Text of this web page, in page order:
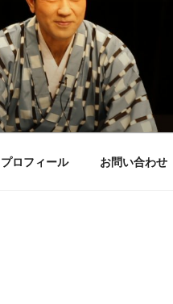
プロフィール お問い合わせ